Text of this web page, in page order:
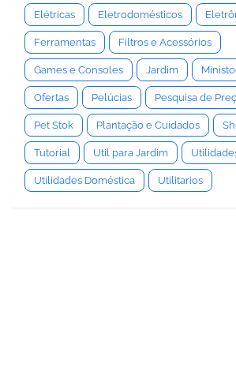
Elétricas Eletrodomésticos
Ferramentas Filtros e Acessórios
Games e Consoles Jardim
Ofertas Pelúcias Pesquisa de
Pet Stok Plantação e Cuidados
Tutorial Util para Jardim
Utilidades Doméstica Utilitarios